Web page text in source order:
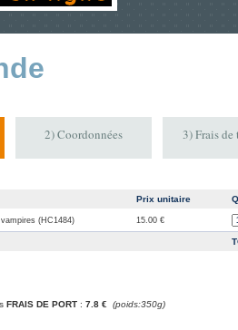
2) Coordonnées 3) Frais de
Prix unitaire
(HC1484) 15.00 €
FRAIS DE PORT : 7.8 € (poids:350g)